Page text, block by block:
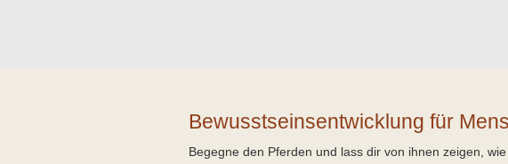
Bewusstseinsentwicklung für
Begegne den Pferden und lass dir von ihnen zeigen,